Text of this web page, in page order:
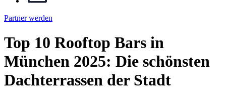
Partner werden
Top 10 Rooftop Bars in
München 2025: Die schönsten
Dachterrassen der Stadt